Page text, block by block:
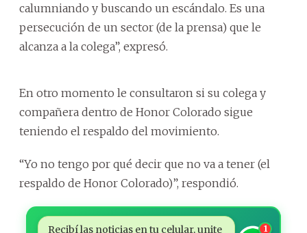
calumniando y buscando un escándalo. Es una
persecución de un sector (de la prensa) que le
alcanza a la colega”, expresó.
En otro momento le consultaron si su colega y
compañera dentro de Honor Colorado sigue
teniendo el respaldo del movimiento.
“Yo no tengo por qué decir que no va a tener (el
respaldo de Honor Colorado)”, respondió.
Recibí las noticias en tu celular, unite
1